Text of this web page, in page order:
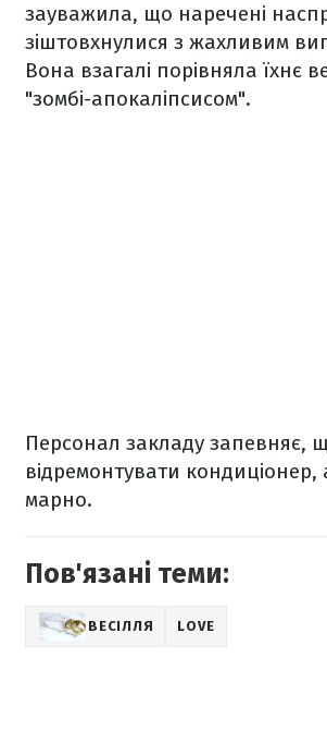
зауважила, що наречені
зіштовхнулися з жахливим
Вона взагалі порівняла їхнє
"зомбі-апокаліпсисом".
Персонал закладу запевняє,
відремонтувати кондиціонер,
марно.
Пов'язані теми:
ВЕСІЛЛЯ LOVE